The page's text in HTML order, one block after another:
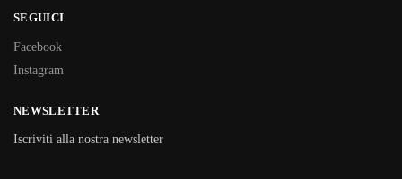
SEGUICI
Facebook
Instagram
NEWSLETTER
Iscriviti alla nostra newsletter